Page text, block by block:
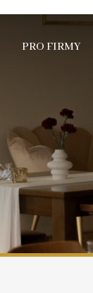
PRO FIRMY